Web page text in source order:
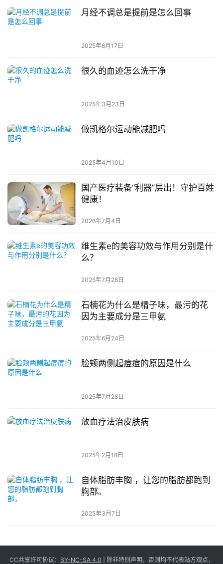
月经不调总是提前是怎么回事
2025年6月17日
很久的血迹怎么洗干净
2025年3月23日
做凯格尔运动能减肥吗
2025年4月10日
国产医疗装备“利器”层出！守护百姓
健康！
2026年7月4日
维生素e的美容功效与作用分别是什
么？
2025年7月28日
石楠花为什么是精子味，最污的花
因为主要成分是三甲氨
2025年6月24日
脸颊两侧起痘痘的原因是什么
2025年7月28日
放血疗法治皮肤病
2025年2月18日
自体脂肪丰胸 ，让您的脂肪都跑到
胸部。
2025年3月7日
CC共享许可协议： BY-NC-SA 4.0 | 除非特别声明，否则均不代表站方观点，